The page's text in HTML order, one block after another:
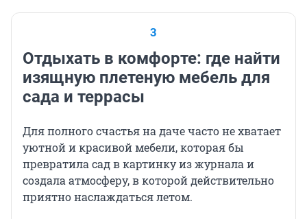
3
Отдыхать в комфорте: где найти
изящную плетеную мебель для
сада и террасы
Для полного счастья на даче часто не хватает
уютной и красивой мебели, которая бы
превратила сад в картинку из журнала и
создала атмосферу, в которой действительно
приятно наслаждаться летом.